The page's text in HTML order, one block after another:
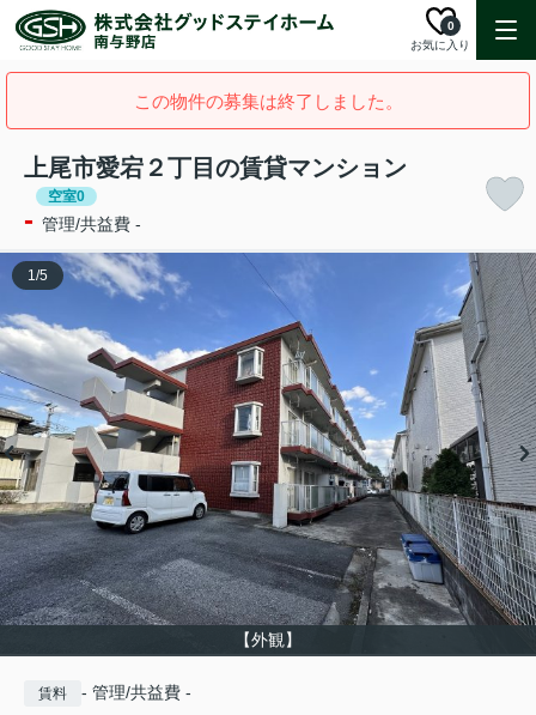
お気に入り
0
この物件の募集は終了しました。
上尾市愛宕２丁目の賃貸マンション
空室0
- 管理/共益費 -
【外観】
1/5
賃料 - 管理/共益費 -